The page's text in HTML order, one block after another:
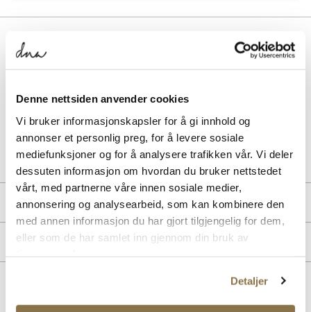
Denne nettsiden anvender cookies
Vi bruker informasjonskapsler for å gi innhold og
annonser et personlig preg, for å levere sosiale
mediefunksjoner og for å analysere trafikken vår. Vi deler
dessuten informasjon om hvordan du bruker nettstedet
vårt, med partnerne våre innen sosiale medier,
annonsering og analysearbeid, som kan kombinere den
med annen informasjon du har gjort tilgjengelig for dem,
eller som de har samlet inn gjennom din bruk av
Detaljer
med gelè som gir økt komfort. Lekker og spiss silhuett på tåpartiet.
Art. nr.36363001
Lev. art. nr26V1191
PRODUKTDETALJER
Overdel:
Syntetisk
MERKE